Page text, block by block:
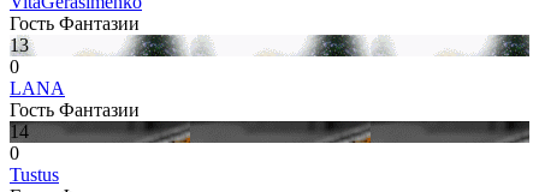
Гость Фантазии
13
0
LANA
Гость Фантазии
14
0
Tustus